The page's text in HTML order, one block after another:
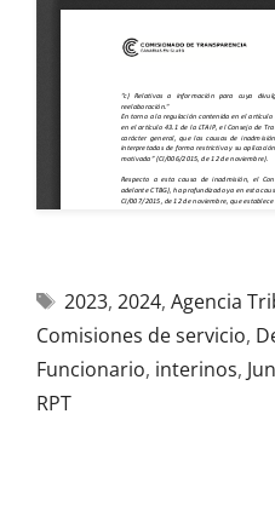
2023, 2024, Agencia
Comisiones de servicio,
Funcionario, interinos,
RPT